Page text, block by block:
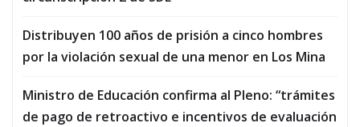
Distribuyen 100 años de prisión a cinco hombres
por la violación sexual de una menor en Los Mina
Ministro de Educación confirma al Pleno: “trámites
de pago de retroactivo e incentivos de evaluación